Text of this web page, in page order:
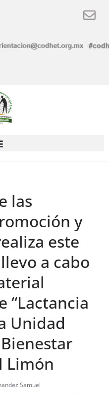
las
y
este
a cabo
“Lactancia
Unidad
Limón
Samuel